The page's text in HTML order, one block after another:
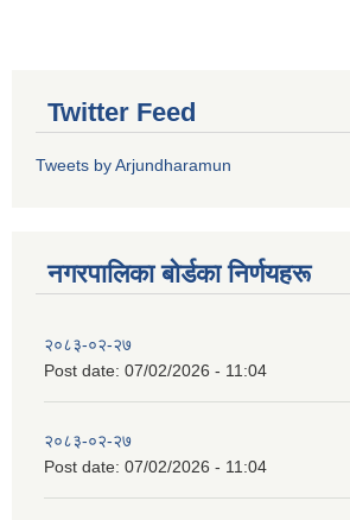
Twitter Feed
Tweets by Arjundharamun
नगरपालिका बाेर्डका निर्णयहरू
२०८३-०२-२७
Post date: 07/02/2026 - 11:04
२०८३-०२-२७
Post date: 07/02/2026 - 11:04